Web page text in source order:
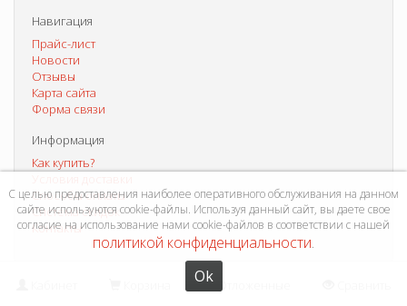
Навигация
Прайс-лист
Новости
Отзывы
Карта сайта
Форма связи
Информация
Как купить?
Способы оплаты
Система скидок
Контакты
С целью предоставления наиболее оперативного обслуживания на данном
сайте используются cookie-файлы. Используя данный сайт, вы даете свое
согласие на использование нами cookie-файлов в соответствии с нашей
политикой конфиденциальности.
Ok